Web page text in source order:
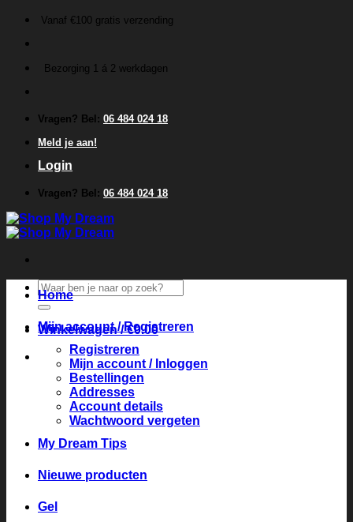
inhoud
Vanaf €100 gratis verzending
Bezorging 1 á 2 werkdagen
Vragen? Bel: 06 484 024 18
Meld je aan!
Login
Vragen? Bel: 06 484 024 18
Zoeken
naar:
Winkelwagen /€0.00
Home
Mijn account / Registreren
Registreren
Mijn account / Inloggen
Bestellingen
Addresses
Account details
Wachtwoord vergeten
My Dream Tips
Nieuwe producten
Gel